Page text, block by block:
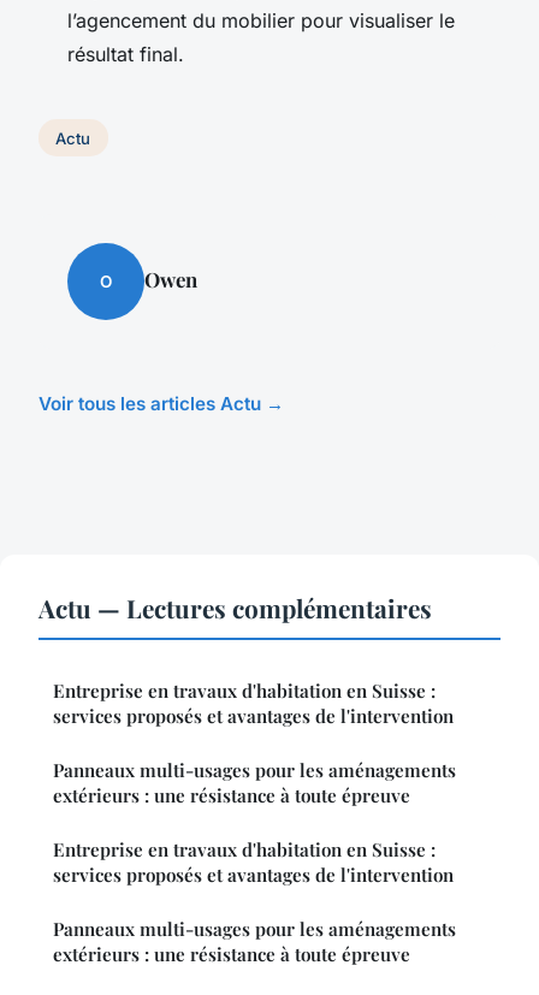
l’agencement du mobilier pour visualiser le
résultat final.
Actu
O Owen
Voir tous les articles Actu →
Actu — Lectures complémentaires
Entreprise en travaux d'habitation en Suisse :
services proposés et avantages de l'intervention
Panneaux multi-usages pour les aménagements
extérieurs : une résistance à toute épreuve
Entreprise en travaux d'habitation en Suisse :
services proposés et avantages de l'intervention
Panneaux multi-usages pour les aménagements
extérieurs : une résistance à toute épreuve